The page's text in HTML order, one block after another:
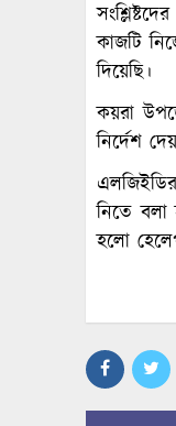
কাজটি
দিয়েছি।
কয়রা
নির্দেশ
নিতে বলা
হলো